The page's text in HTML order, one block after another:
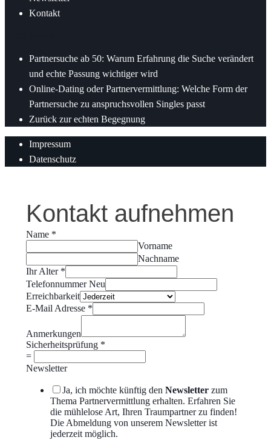
Kontakt
Partnersuche ab 50: Warum Erfahrung die Suche verändert
und echte Passung wichtiger wird
Online-Dating oder Partnervermittlung: Welche Form der
Partnersuche zu anspruchsvollen Singles passt
Zurück zur echten Begegnung
Impressum
Datenschutz
Kontakt aufnehmen
Name *
Vorname
Nachname
Ihr Alter *
Telefonnummer Neu
Erreichbarkeit
E-Mail Adresse *
Anmerkungen
Sicherheitsprüfung *
=
Newsletter
Ja, ich möchte künftig den Newsletter zum
Thema Partnervermittlung erhalten. Erfahren Sie
die mühlelose Art, Ihren Traumpartner zu finden!
Die Abmeldung von unserem Newsletter ist
jederzeit möglich.